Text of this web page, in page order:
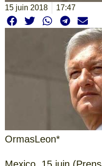
15 juin 2018 17:47
OrmasLeon*
Mexico, 15 juin